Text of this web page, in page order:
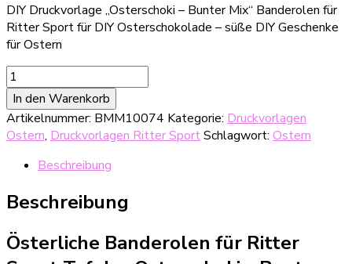
DIY Druckvorlage „Osterschoki – Bunter Mix“ Banderolen für
Ritter Sport für DIY Osterschokolade – süße DIY Geschenke
für Ostern
DIY
Druckvorlage
für
Osterschokolade
mit
"Osterschoki
Bunter
Mix"-
Ritter
Sport-
In den Warenkorb
Artikelnummer: BMM10074 Kategorie: Druckvorlagen
Ostern, Druckvorlagen Ritter SportSchlagwort: Ostern
Beschreibung
Beschreibung
Österliche Banderolen für Ritter